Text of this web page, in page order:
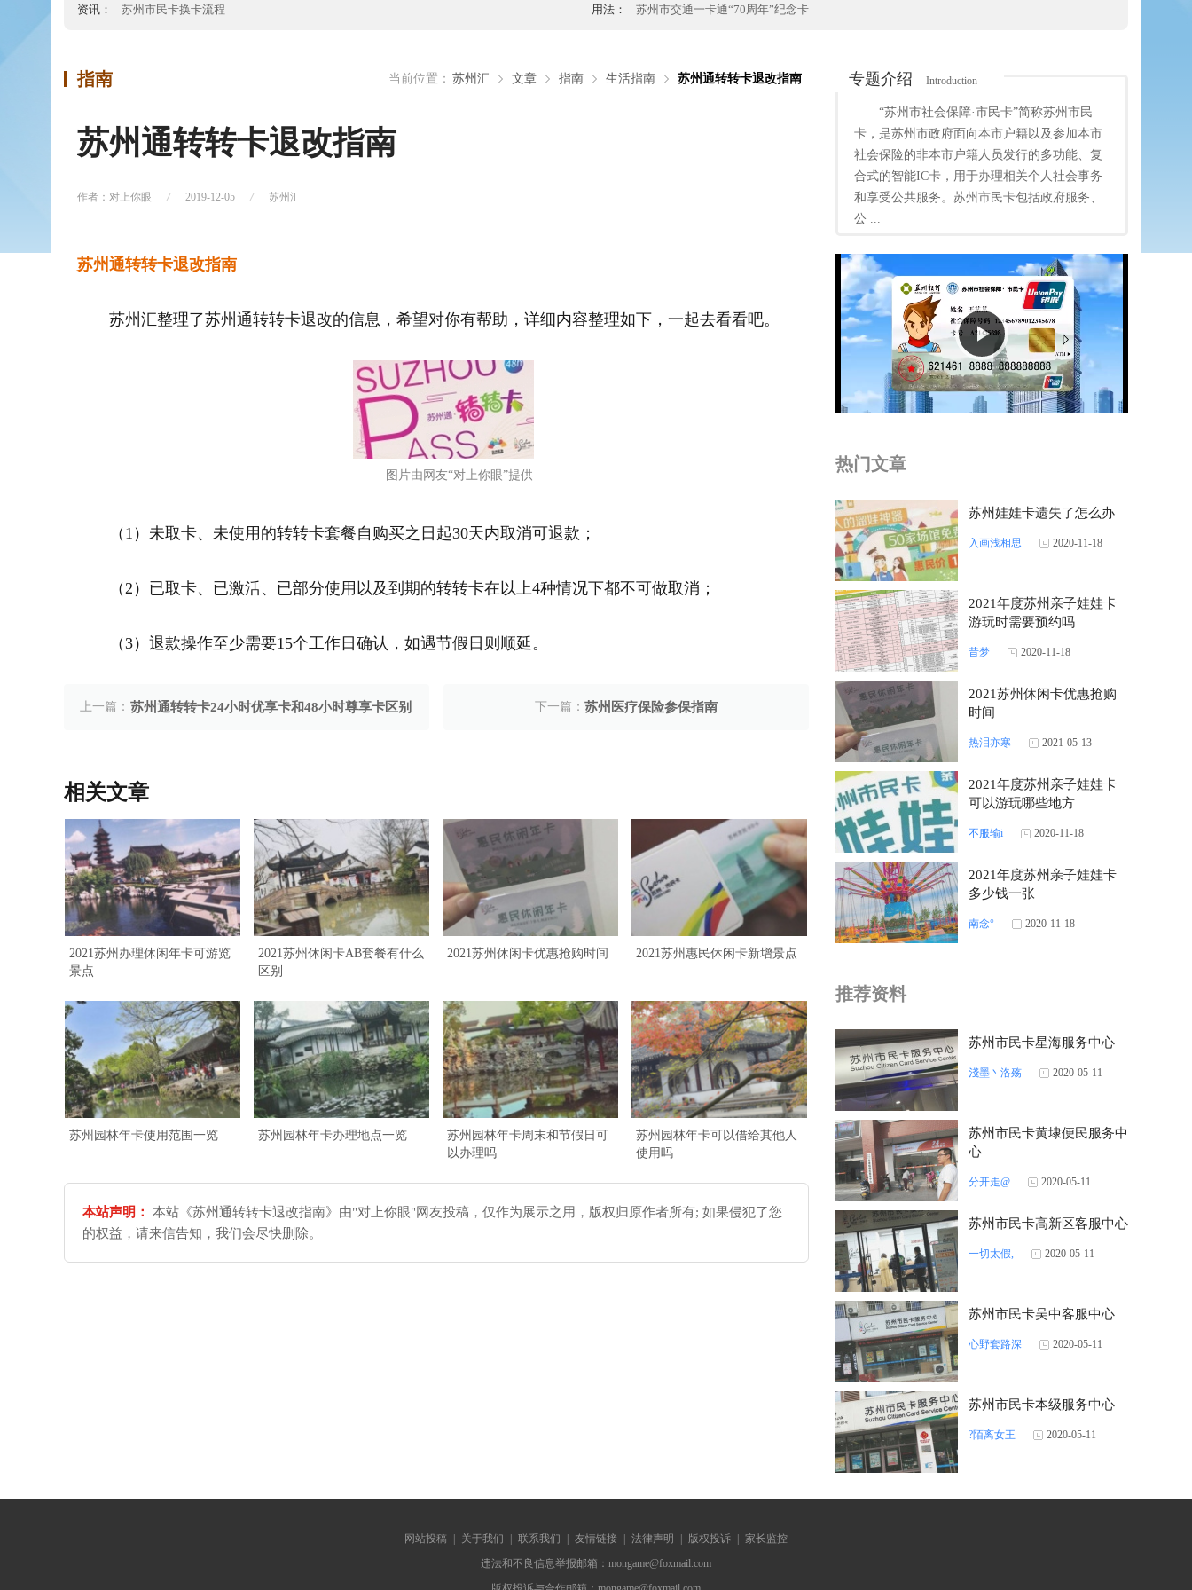
资讯： 苏州市民卡换卡流程 用法： 苏州市交通一卡通“70周年”纪念卡
指南 当前位置： 苏州汇 文章 指南 生活指南 苏州通转转卡退改指南
苏州通转转卡退改指南
作者：对上你眼 2019-12-05 苏州汇
苏州通转转卡退改指南
苏州汇整理了苏州通转转卡退改的信息，希望对你有帮助，详细内容整理如下，一起去看看吧。
图片由网友“对上你眼”提供
（1）未取卡、未使用的转转卡套餐自购买之日起30天内取消可退款；
（2）已取卡、已激活、已部分使用以及到期的转转卡在以上4种情况下都不可做取消；
（3）退款操作至少需要15个工作日确认，如遇节假日则顺延。
上一篇： 苏州通转转卡24小时优享卡和48小时尊享卡区别 下一篇：苏州医疗保险参保指南
相关文章
2021苏州办理休闲年卡可游览
景点
2021苏州休闲卡AB套餐有什么
区别
2021苏州休闲卡优惠抢购时间 2021苏州惠民休闲卡新增景点
苏州园林年卡使用范围一览 苏州园林年卡办理地点一览
苏州园林年卡周末和节假日可
以办理吗
苏州园林年卡可以借给其他人
使用吗
本站声明：
本站《苏州通转转卡退改指南》由"对上你眼"网友投稿，仅作为展示之用，版权归原作者所有; 如果侵犯了您
的权益，请来信告知，我们会尽快删除。
专题介绍 Introduction
“苏州市社会保障·市民卡”简称苏州市民
卡，是苏州市政府面向本市户籍以及参加本市
社会保险的非本市户籍人员发行的多功能、复
合式的智能IC卡，用于办理相关个人社会事务
和享受公共服务。苏州市民卡包括政府服务、
公 ...
Play
Video
热门文章
苏州娃娃卡遗失了怎么办
入画浅相思 2020-11-18
2021年度苏州亲子娃娃卡
游玩时需要预约吗
昔梦 2020-11-18
2021苏州休闲卡优惠抢购
时间
热泪亦寒 2021-05-13
2021年度苏州亲子娃娃卡
可以游玩哪些地方
不服输i 2020-11-18
2021年度苏州亲子娃娃卡
多少钱一张
南念° 2020-11-18
推荐资料
苏州市民卡星海服务中心
淺墨丶洛殇 2020-05-11
苏州市民卡黄埭便民服务中
心
分开走@ 2020-05-11
苏州市民卡高新区客服中心
一切太假, 2020-05-11
苏州市民卡吴中客服中心
心野套路深 2020-05-11
苏州市民卡本级服务中心
?陌离女王 2020-05-11
网站投稿 关于我们 联系我们 友情链接 法律声明 版权投诉
家长监控
违法和不良信息举报邮箱：mongame@foxmail.com